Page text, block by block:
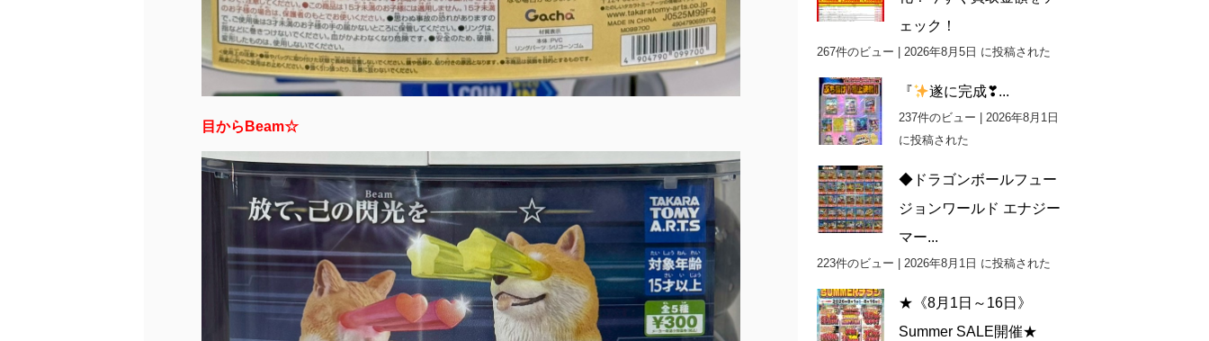
目からBeam☆
ェック！
267件のビュー 2026年8月5日 に投稿された
『 遂に完成❣...
237件のビュー
2026年8月1日
に投稿された
◆ドラゴンボールフュー
ジョンワールド エナジー
マー...
223件のビュー 2026年8月1日 に投稿された
★《8月1日～16日》
Summer SALE開催★